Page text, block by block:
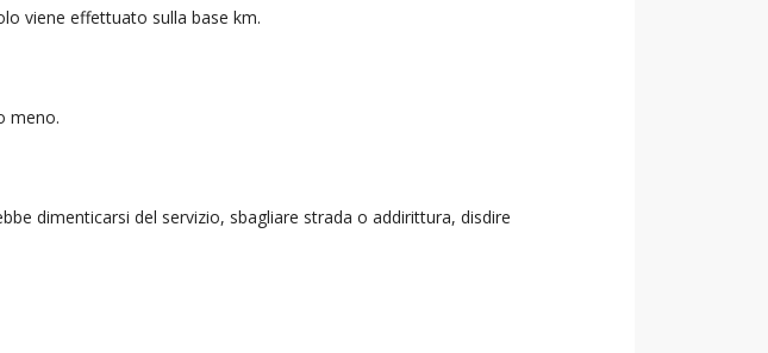
viene effettuato sulla base km.
meno.
dimenticarsi del servizio, sbagliare strada o addirittura, disdire